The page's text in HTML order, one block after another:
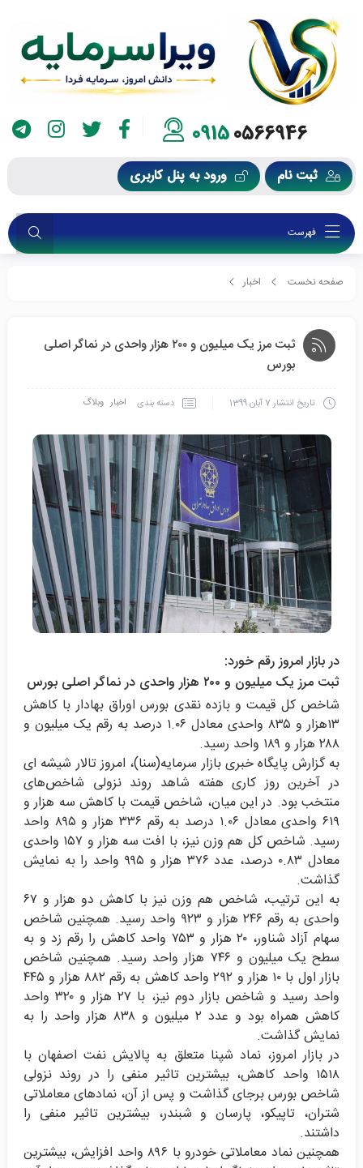
09150566946
ثبت نام ورود به پنل کاربری
فهرست
صفحه نخست اخبار
ثبت مرز یک میلیون و ۲۰۰ هزار واحدی در نماگر اصلی
بورس
تاریخ انتشار7 آبان 1399 دسته بندی اخبار وبلاگ
در بازار امروز رقم خورد:
ثبت مرز یک میلیون و ۲۰۰ هزار واحدی در نماگر اصلی بورس
شاخص کل قیمت و بازده نقدی بورس اوراق بهادار با کاهش
۱۳هزار و ۸۳۵ واحدی معادل ۱.۰۶ درصد به رقم یک میلیون و
۲۸۸ هزار و ۱۸۹ واحد رسید.
به گزارش پایگاه خبری بازار سرمایه(سنا)، امروز تالار شیشه‌ ای
در آخرین روز کاری هفته شاهد روند نزولی شاخص‌های
منتخب بود. در این میان، شاخص قیمت با کاهش سه هزار و
۶۱۹ واحدی معادل ۱.۰۶ درصد به رقم ۳۳۶ هزار و ۸۹۵ واحد
رسید. شاخص کل هم وزن نیز، با افت سه هزار و ۱۵۷ واحدی
معادل ۰.۸۳ درصد، عدد ۳۷۶ هزار و ۹۹۵ واحد را به نمایش
گذاشت.
به این ترتیب، شاخص هم وزن نیز با کاهش دو هزار و ۶۷
واحدی به رقم ۲۴۶ هزار و ۹۲۳ واحد رسید. همچنین شاخص
سهام آزاد شناور، ۲۰ هزار و ۷۵۳ واحد کاهش را رقم زد و به
سطح یک میلیون و ۷۴۶ هزار واحد رسید. همچنین شاخص
بازار اول با ۱۰ هزار و ۲۹۲ واحد کاهش به رقم ۸۸۲ هزار و ۴۴۵
واحد رسید و شاخص بازار دوم نیز، با ۲۷ هزار و ۳۲۰ واحد
کاهش همراه بود و عدد ۲ میلیون و ۸۳۸ هزار واحد را به
نمایش گذاشت.
در بازار امروز، نماد شپنا متعلق به پالایش نفت اصفهان با
۱۵۱۸ واحد کاهش، بیشترین تاثیر منفی را در روند نزولی
شاخص بورس برجای گذاشت و پس از آن، نمادهای معاملاتی
شتران، تاپیکو، پارسان و شبندر، بیشترین تاثیر منفی را
داشتند.
همچنین نماد معاملاتی خودرو با ۸۹۶ واحد افزایش، بیشترین